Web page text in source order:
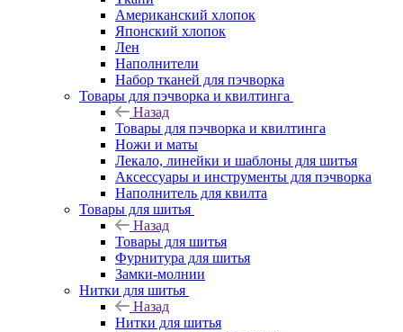
Американский хлопок
Японский хлопок
Лен
Наполнители
Набор тканей для пэчворка
Товары для пэчворка и квилтинга
Назад
Товары для пэчворка и квилтинга
Ножи и маты
Лекало, линейки и шаблоны для шитья
Аксессуары и инструменты для пэчворка
Наполнитель для квилта
Товары для шитья
Назад
Товары для шитья
Фурнитура для шитья
Замки-молнии
Нитки для шитья
Назад
Нитки для шитья